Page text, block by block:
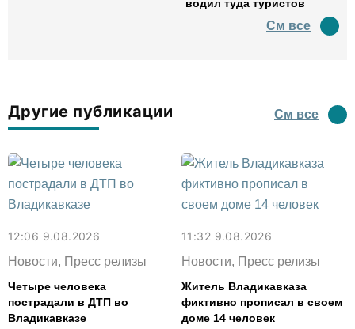
водил туда туристов
См все
Другие публикации См все
12:06 9.08.2026
Новости, Пресс релизы
Четыре человека
пострадали в ДТП во
Владикавказе
11:32 9.08.2026
Новости, Пресс релизы
Житель Владикавказа
фиктивно прописал в своем
доме 14 человек